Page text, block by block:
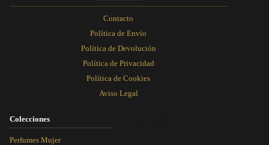
Contacto
Política de Envío
Política de Devolución
Política de Privacidad
Política de Cookies
Aviso Legal
Colecciones
Perfumes Mujer